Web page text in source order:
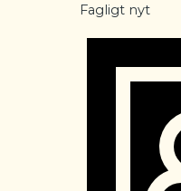
Fagligt nyt